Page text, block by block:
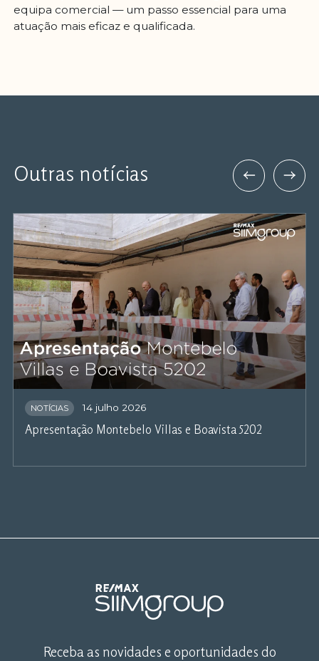
equipa comercial — um passo essencial para uma
atuação mais eficaz e qualificada.
Outras notícias
NOTÍCIAS 14 julho 2026
Apresentação Montebelo Villas e Boavista 5202
Receba as novidades e oportunidades do